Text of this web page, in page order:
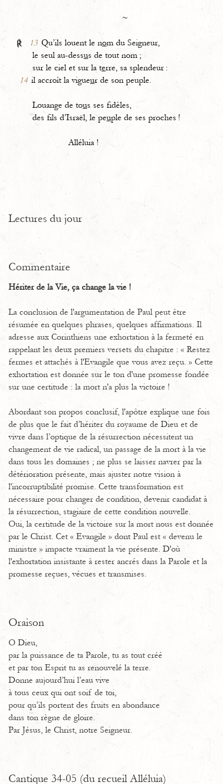
~
℟ 13 Qu’ils louent le nom du Seigneur,
le seul au-dessus de tout nom ;
sur le ciel et sur la terre, sa splendeur :
14 il accroît la vigueur de son peuple.
Louange de tous ses fidèles,
des fils d’Israël, le peuple de ses proches !
Alléluia !
Lectures du jour
Commentaire
Hériter de la Vie, ça change la vie !
La conclusion de l'argumentation de Paul peut être
résumée en quelques phrases, quelques affirmations. Il
adresse aux Corinthiens une exhortation à la fermeté en
rappelant les deux premiers versets du chapitre : « Restez
fermes et attachés à l'Evangile que vous avez reçu. » Cette
exhortation est donnée sur le ton d'une promesse fondée
sur une certitude : la mort n'a plus la victoire !
Abordant son propos conclusif, l'apôtre explique une fois
de plus que le fait d’hériter du royaume de Dieu et de
vivre dans l’optique de la résurrection nécessitent un
changement de vie radical, un passage de la mort à la vie
dans tous les domaines ; ne plus se laisser navrer par la
détérioration présente, mais ajuster notre vision à
l'incorruptibilité promise. Cette transformation est
nécessaire pour changer de condition, devenir candidat à
la résurrection, stagiaire de cette condition nouvelle.
Oui, la certitude de la victoire sur la mort nous est donnée
par le Christ. Cet « Evangile » dont Paul est « devenu le
ministre » impacte vraiment la vie présente. D'où
l'exhortation insistante à rester ancrés dans la Parole et la
promesse reçues, vécues et transmises.
Oraison
O Dieu,
par la puissance de ta Parole, tu as tout créé
et par ton Esprit tu as renouvelé la terre.
Donne aujourd’hui l’eau vive
à tous ceux qui ont soif de toi,
pour qu’ils portent des fruits en abondance
dans ton règne de gloire.
Par Jésus, le Christ, notre Seigneur.
Cantique 34-05 (du recueil Alléluia)